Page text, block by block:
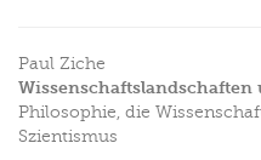
Paul Ziche
Wissenschaftslandschaften
Philosophie, die
Szientismus